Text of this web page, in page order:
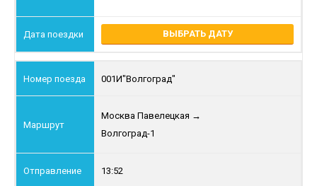
ВЫБРАТЬ ДАТУ
001И"Волгоград"
Москва Павелецкая →
Волгоград-1
13:52